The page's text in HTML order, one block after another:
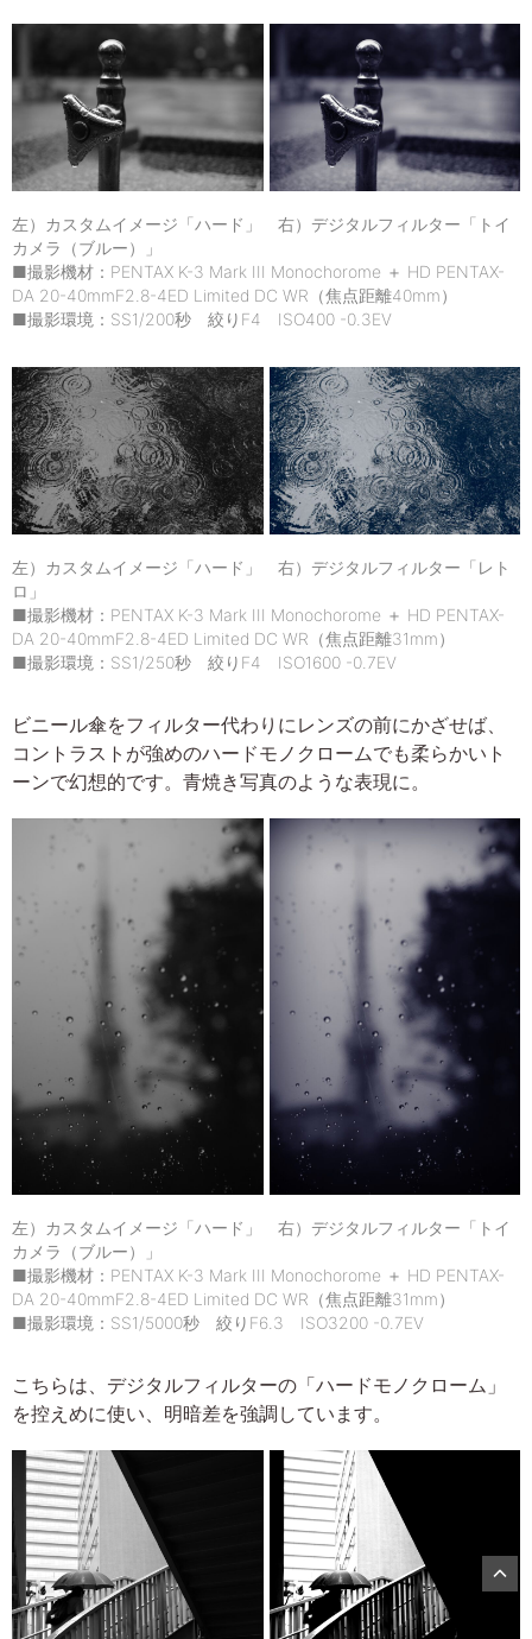
左）カスタムイメージ「ハード」 右）デジタルフィルター「トイ
カメラ（ブルー）」
■撮影機材：PENTAX K-3 Mark III Monochorome ＋ HD PENTAX-
DA 20-40mmF2.8-4ED Limited DC WR（焦点距離40mm）
■撮影環境：SS1/200秒 絞りF4 ISO400 -0.3EV
左）カスタムイメージ「ハード」 右）デジタルフィルター「レト
ロ」
■撮影機材：PENTAX K-3 Mark III Monochorome ＋ HD PENTAX-
DA 20-40mmF2.8-4ED Limited DC WR（焦点距離31mm）
■撮影環境：SS1/250秒 絞りF4 ISO1600 -0.7EV
ビニール傘をフィルター代わりにレンズの前にかざせば、
コントラストが強めのハードモノクロームでも柔らかいト
ーンで幻想的です。青焼き写真のような表現に。
左）カスタムイメージ「ハード」 右）デジタルフィルター「トイ
カメラ（ブルー）」
■撮影機材：PENTAX K-3 Mark III Monochorome ＋ HD PENTAX-
DA 20-40mmF2.8-4ED Limited DC WR（焦点距離31mm）
■撮影環境：SS1/5000秒 絞りF6.3 ISO3200 -0.7EV
こちらは、デジタルフィルターの「ハードモノクローム」
を控えめに使い、明暗差を強調しています。